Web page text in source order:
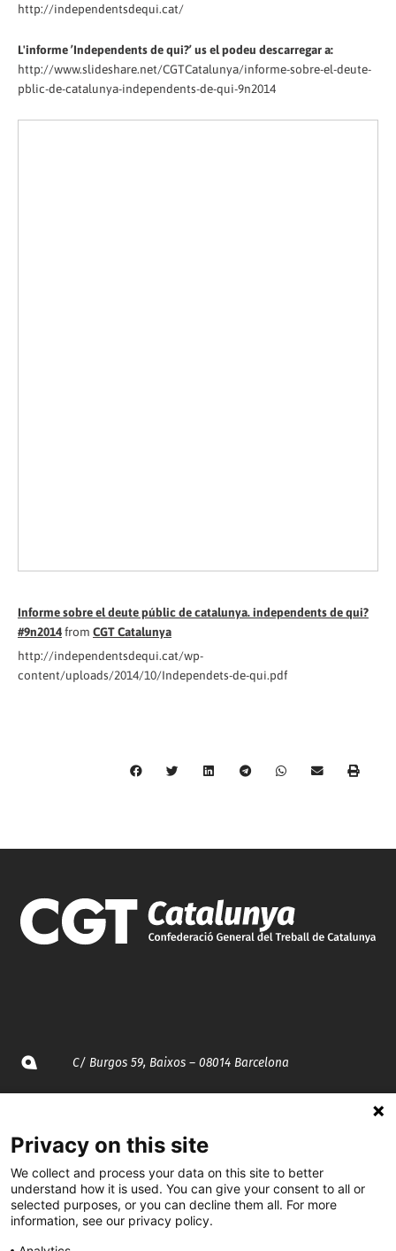
http://independentsdequi.cat/
L'informe ’Independents de qui?’ us el podeu descarregar a:
http://www.slideshare.net/CGTCatalunya/informe-sobre-el-deute-
pblic-de-catalunya-independents-de-qui-9n2014
Informe sobre el deute públic de catalunya. independents de qui?
#9n2014from CGT Catalunya
http://independentsdequi.cat/wp-
content/uploads/2014/10/Independets-de-qui.pdf
C/ Burgos 59, Baixos – 08014 Barcelona
935 120 481
@CGTCatalunya
Privacy on this site
We collect and process your data on this site to better
understand how it is used. You can give your consent to all or
selected purposes, or you can decline them all. For more
information, see our privacy policy.